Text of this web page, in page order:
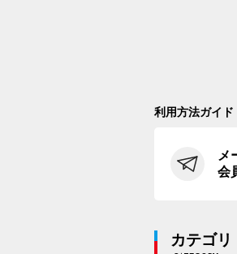
利用方法ガイド
メ
会
カテゴリ